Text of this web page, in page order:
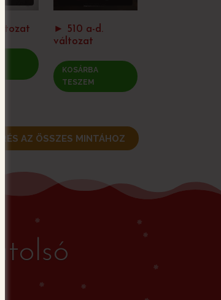
► 510 a-d.
változat
KOSÁRBA
TESZEM
AZ ÖSSZES MINTÁHOZ